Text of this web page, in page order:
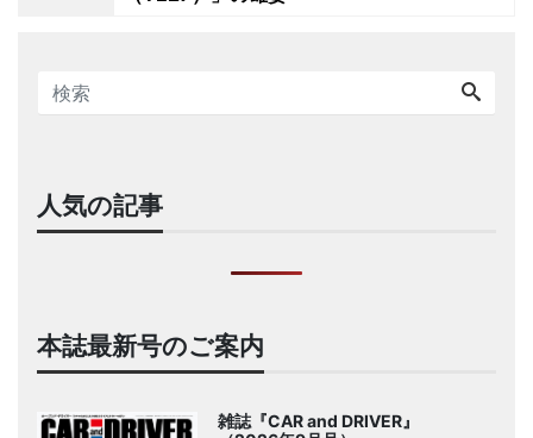
人気の記事
本誌最新号のご案内
雑誌『CAR and DRIVER』